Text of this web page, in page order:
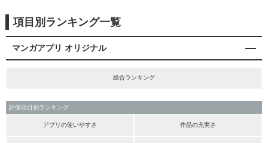
項目別ランキング一覧
マンガアプリ オリジナル
総合ランキング
評価項目別ランキング
アプリの使いやすさ 作品の充実さ